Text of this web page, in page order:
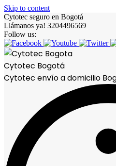
Skip to content
Cytotec seguro en Bogotá
Llámanos ya! 3204496569
Follow us:
Cytotec Bogotá
Cytotec envío a domicilio